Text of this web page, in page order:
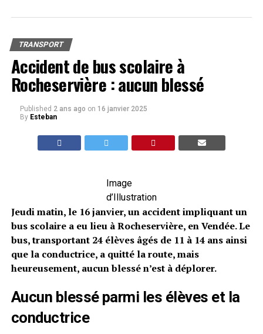
TRANSPORT
Accident de bus scolaire à
Rocheservière : aucun blessé
Published 2 ans ago on 16 janvier 2025
By Esteban
Image
d’Illustration
Jeudi matin, le 16 janvier, un accident impliquant un
bus scolaire a eu lieu à Rocheservière, en Vendée. Le
bus, transportant 24 élèves âgés de 11 à 14 ans ainsi
que la conductrice, a quitté la route, mais
heureusement, aucun blessé n’est à déplorer.
Aucun blessé parmi les élèves et la
conductrice